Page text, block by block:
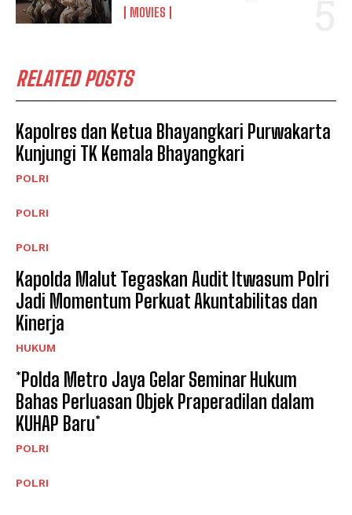
MOVIES
RELATED POSTS
Kapolres dan Ketua Bhayangkari Purwakarta
Kunjungi TK Kemala Bhayangkari
POLRI
POLRI
POLRI
Kapolda Malut Tegaskan Audit Itwasum Polri
Jadi Momentum Perkuat Akuntabilitas dan
Kinerja
HUKUM
*Polda Metro Jaya Gelar Seminar Hukum
Bahas Perluasan Objek Praperadilan dalam
KUHAP Baru*
POLRI
POLRI